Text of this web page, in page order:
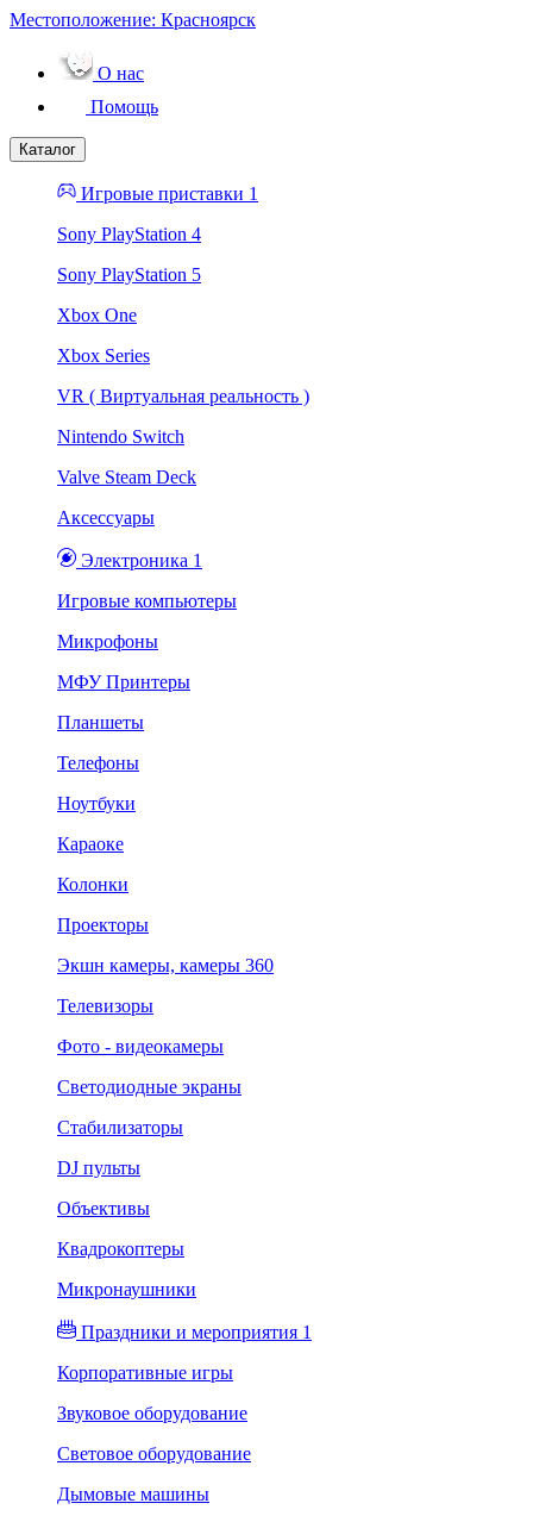
Местоположение: Красноярск
О нас
Помощь
Каталог
Игровые приставки 1
Sony PlayStation 4
Sony PlayStation 5
Xbox One
Xbox Series
VR ( Виртуальная реальность )
Nintendo Switch
Valve Steam Deck
Аксессуары
Электроника 1
Игровые компьютеры
Микрофоны
МФУ Принтеры
Планшеты
Телефоны
Ноутбуки
Караоке
Колонки
Проекторы
Экшн камеры, камеры 360
Телевизоры
Фото - видеокамеры
Светодиодные экраны
Стабилизаторы
DJ пульты
Объективы
Квадрокоптеры
Микронаушники
Праздники и мероприятия 1
Корпоративные игры
Звуковое оборудование
Световое оборудование
Дымовые машины